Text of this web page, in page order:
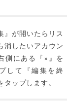
』が開いたらリス
消したいアカウン
側にある『×』を
して『編集を終
タップします。